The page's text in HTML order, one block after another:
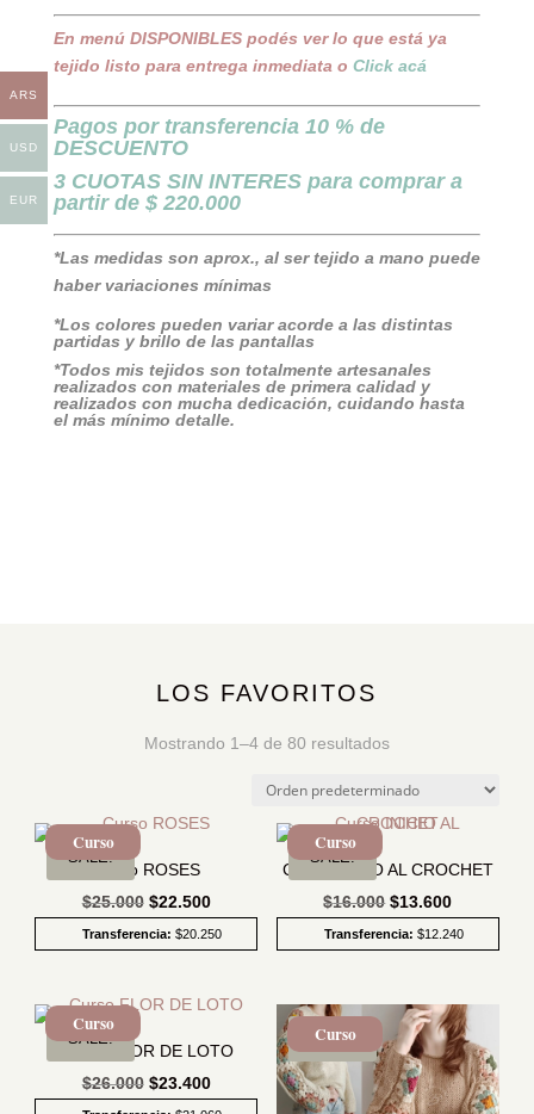
En menú DISPONIBLES podés ver lo que está ya
tejido listo para entrega inmediata o Clickacá
Pagos por transferencia 10 % de
DESCUENTO
3 CUOTAS SIN INTERES para comprar a
partir de $ 220.000
*Las medidas son aprox., al ser tejido a mano puede
haber variaciones mínimas
*Los colores pueden variar acorde a las distintas
partidas y brillo de las pantallas
*Todos mis tejidos son totalmente artesanales
realizados con materiales de primera calidad y
realizados con mucha dedicación, cuidando hasta
el más mínimo detalle.
LOS FAVORITOS
Mostrando 1–4 de 80 resultados
SALE!
Curso
Curso ROSES
$25.000 El
precio
era:
$22.500El
precio
es:
Transferencia:$20.250
SALE!
Curso
Curso INICIO AL CROCHET
$16.000 El
precio
$16.000.
$13.600El
precio
$13.600.
Transferencia: $12.240
SALE!
Curso
Curso FLOR DE LOTO
$26.000 El
$23.400El
SALE!
Curso
ARS
USD
EUR